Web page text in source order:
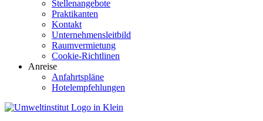
Stellenangebote
Praktikanten
Kontakt
Unternehmensleitbild
Raumvermietung
Cookie-Richtlinen
Anreise
Anfahrtspläne
Hotelempfehlungen